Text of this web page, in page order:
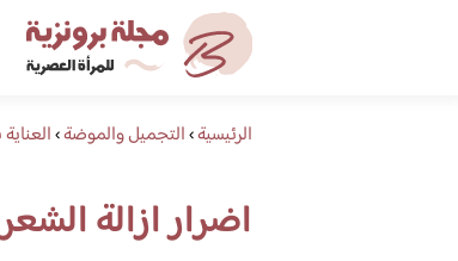
الرئيسية›التجميل والموضة›
اضرار ازالة